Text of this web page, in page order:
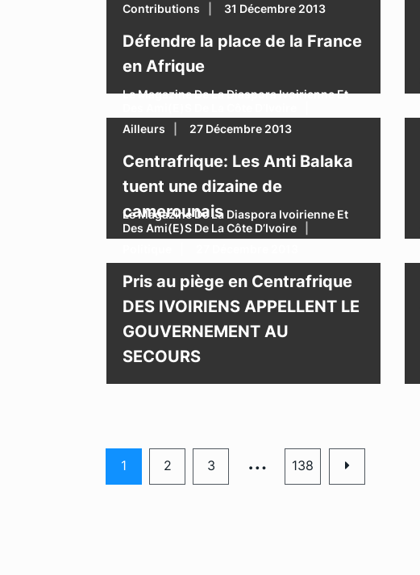
Contributions
31 Décembre 2013
Défendre la place de la France
en Afrique
Le Magazine De La Diaspora Ivoirienne Et
Ailleurs
27 Décembre 2013
Centrafrique: Les Anti Balaka
tuent une dizaine de
camerounais
Le Magazine De La Diaspora Ivoirienne Et
Des Ami(e)s De La Côte D’Ivoire
Pris au piège en Centrafrique
DES IVOIRIENS APPELLENT LE
GOUVERNEMENT AU
SECOURS
1 2 3 … 138